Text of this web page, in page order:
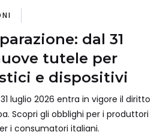
dal 31
tutele per
e dispositivi
luglio 2026 entra in vigore il diritto
Scopri gli obblighi per i produttori
i consumatori italiani.